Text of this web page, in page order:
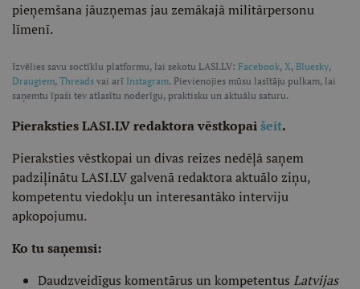
pieņemšana jāuzņemas jau zemākajā militārpersonu
līmenī.
Izvēlies savu soctīklu platformu, lai sekotu LASI.LV: Facebook, X, Bluesky,
Draugiem, Threads vai arī Instagram. Pievienojies mūsu lasītāju pulkam, lai
saņemtu īpaši tev atlasītu noderīgu, praktisku un aktuālu saturu.
Pieraksties LASI.LV redaktora vēstkopaišeit.
Pieraksties vēstkopai un divas reizes nedēļā saņem
padziļinātu LASI.LV galvenā redaktora aktuālo ziņu,
kompetentu viedokļu un interesantāko interviju
apkopojumu.
Ko tu saņemsi:
Daudzveidīgus komentārus un kompetentus Latvijas